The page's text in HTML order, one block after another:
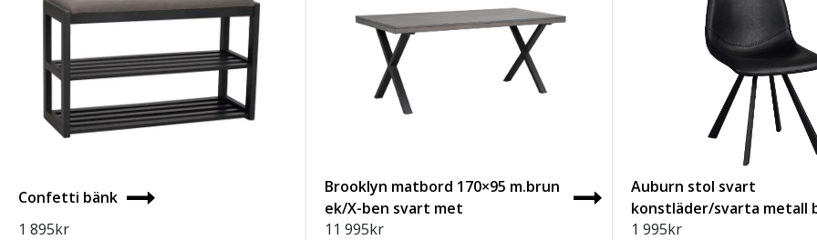
Confetti bänk
1 895kr
Brooklyn matbord 170×95 m.brun
ek/X-ben svart met
11 995kr
Auburn stol svart
konstläder/svarta metall
1 995kr